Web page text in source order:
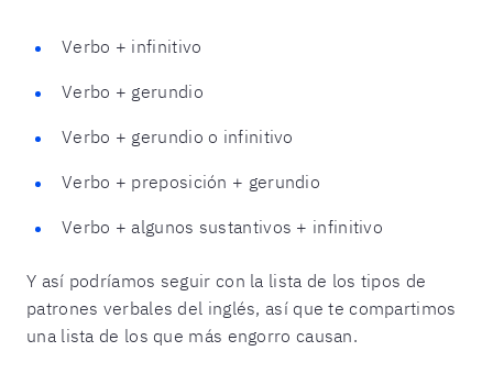
Verbo + infinitivo
Verbo + gerundio
Verbo + gerundio o infinitivo
Verbo + preposición + gerundio
Verbo + algunos sustantivos + infinitivo
Y así podríamos seguir con la lista de los tipos de
patrones verbales del inglés, así que te compartimos
una lista de los que más engorro causan.